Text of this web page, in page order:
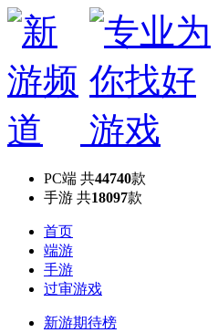
PC端 共44740款
手游 共18097款
首页
端游
手游
过审游戏
新游期待榜